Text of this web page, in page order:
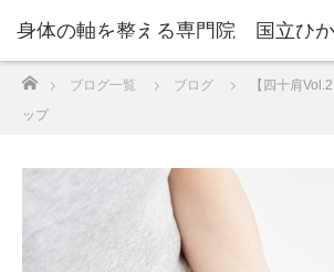
身体の軸を整える専門院 国立ひ
センターブログ一覧 ブログ
【四十肩
ップ